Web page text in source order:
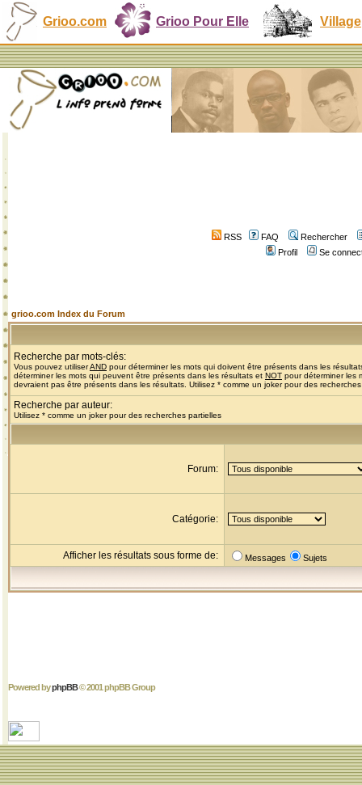
Grioo.com Grioo Pour Elle Village
RSS FAQ
Rechercher
Profil
Se
grioo.com Index du Forum
Recherche par mots-clés:
Vous pouvez utiliserAND pour déterminer les mots qui doivent être présents dans les
déterminer les mots qui peuvent être présents dans les résultats et NOT pour déterminer les
devraient pas être présents dans les résultats. Utilisez * comme un joker pour des
Recherche par auteur:
Utilisez * comme un joker pour des recherches partielles
Forum:
Catégorie:
Afficher les résultats sous forme de: Messages Sujets
Powered byphpBB© 2001 phpBB Group